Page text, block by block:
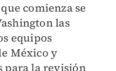
comienza se
las
equipos
México y
para la revisión